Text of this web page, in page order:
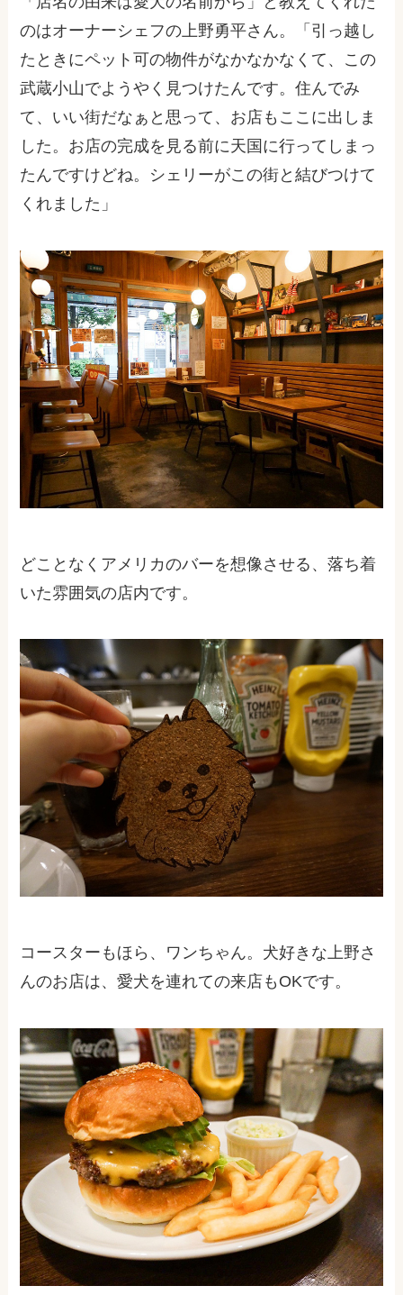
のはオーナーシェフの上野勇平さん。「引っ越し
たときにペット可の物件がなかなかなくて、この
武蔵小山でようやく見つけたんです。住んでみ
て、いい街だなぁと思って、お店もここに出しま
した。お店の完成を見る前に天国に行ってしまっ
たんですけどね。シェリーがこの街と結びつけて
くれました」
どことなくアメリカのバーを想像させる、落ち着
いた雰囲気の店内です。
コースターもほら、ワンちゃん。犬好きな上野さ
んのお店は、愛犬を連れての来店もOKです。